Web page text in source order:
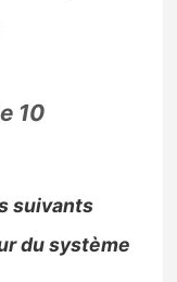
2
10
suivants
du système